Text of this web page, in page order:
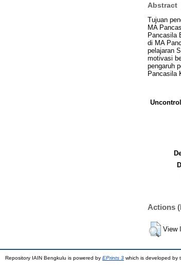
Abstract
Tujuan
MA
Pancasila
di MA
pelajaran
motivasi
pengaruh
Pancasila
Actions
View
Repository IAIN Bengkulu is powered by EPrints 3 which is developed by